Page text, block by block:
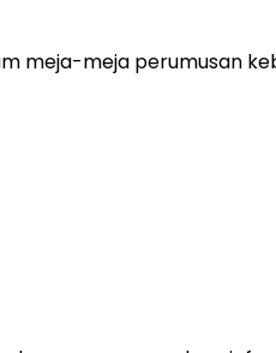
meja-meja perumusan